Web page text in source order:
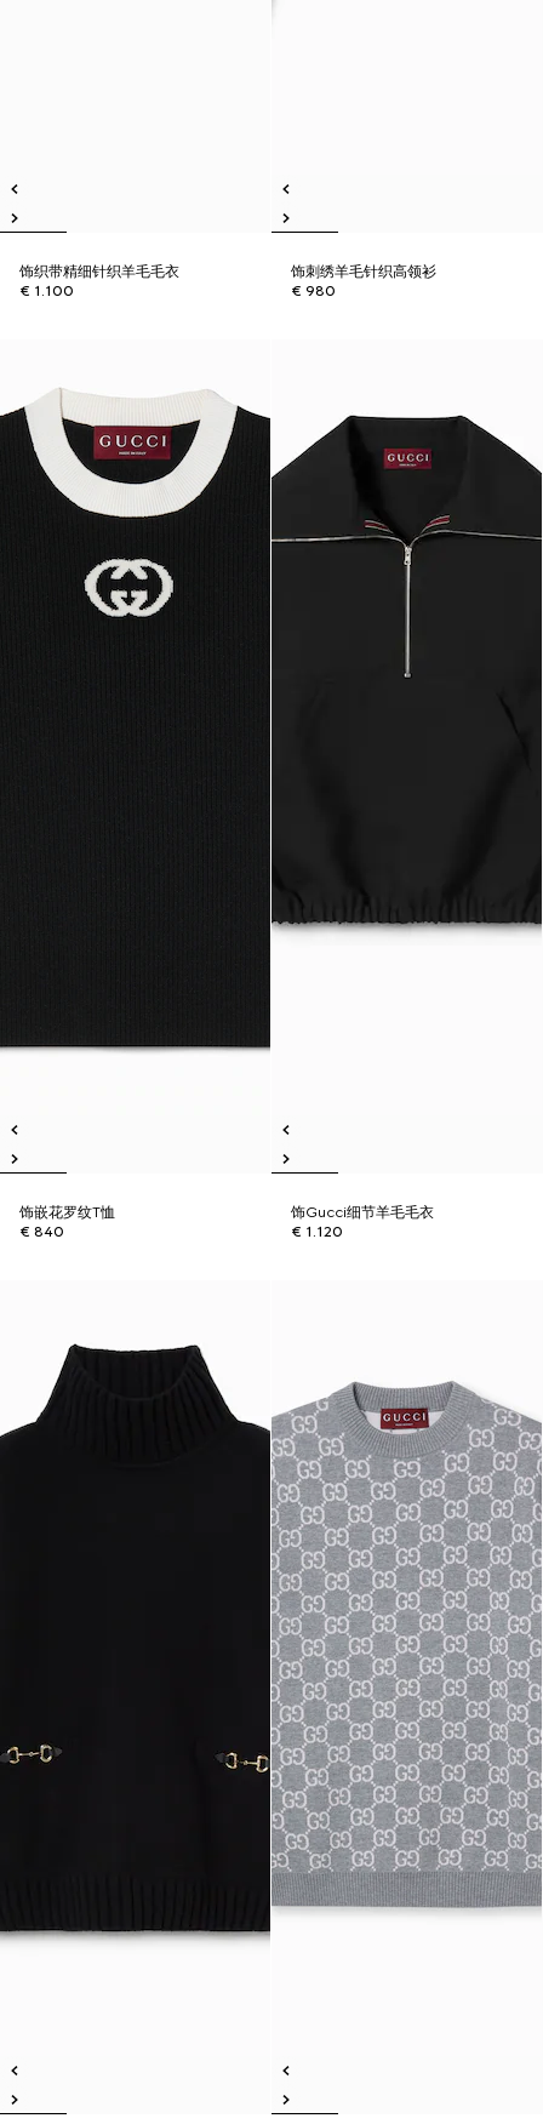
饰织带精细针织羊毛毛衣
€ 1.100
饰刺绣羊毛针织高领衫
€ 980
饰嵌花罗纹T恤
€ 840
饰Gucci细节羊毛毛衣
€ 1.120